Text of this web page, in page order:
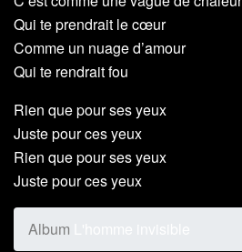
Qui te prendrait le cœur
Comme un nuage d’amour
Qui te rendrait fou
Rien que pour ses yeux
Juste pour ces yeux
Rien que pour ses yeux
Juste pour ces yeux
Album